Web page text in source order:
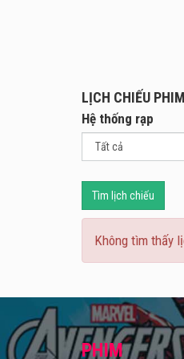
LỊCH CHIẾU
Hệ thống rạp
Tìm lịch chiếu
Không tìm thấy
PHIM